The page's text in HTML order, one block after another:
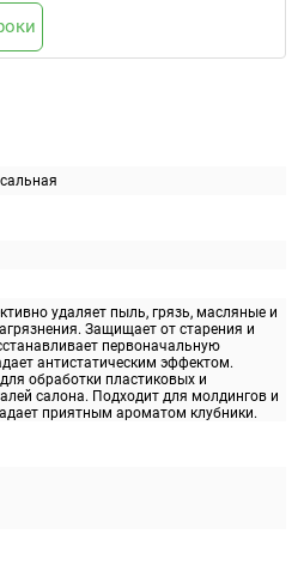
удаляет пыль, грязь, масляные и
Защищает от старения и
первоначальную
антистатическим эффектом.
обработки пластиковых и
салона. Подходит для молдингов и
приятным ароматом клубники.